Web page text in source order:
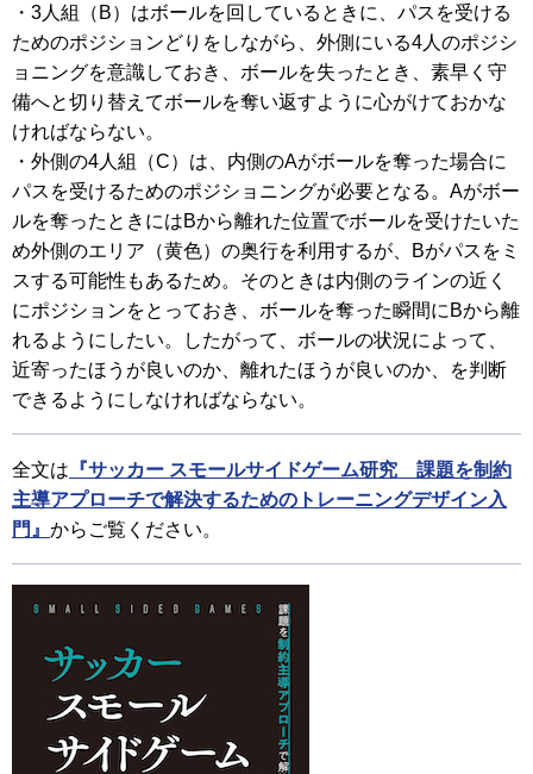
・3人組（B）はボールを回しているときに、パスを受ける
ためのポジションどりをしながら、外側にいる4人のポジシ
ョニングを意識しておき、ボールを失ったとき、素早く守
備へと切り替えてボールを奪い返すように心がけておかな
ければならない。
・外側の4人組（C）は、内側のAがボールを奪った場合に
パスを受けるためのポジショニングが必要となる。Aがボー
ルを奪ったときにはBから離れた位置でボールを受けたいた
め外側のエリア（黄色）の奥行を利用するが、Bがパスをミ
スする可能性もあるため。そのときは内側のラインの近く
にポジションをとっておき、ボールを奪った瞬間にBから離
れるようにしたい。したがって、ボールの状況によって、
近寄ったほうが良いのか、離れたほうが良いのか、を判断
できるようにしなければならない。
全文は 『サッカー スモールサイドゲーム研究 課題を制約
主導アプローチで解決するためのトレーニングデザイン入
門』 からご覧ください。